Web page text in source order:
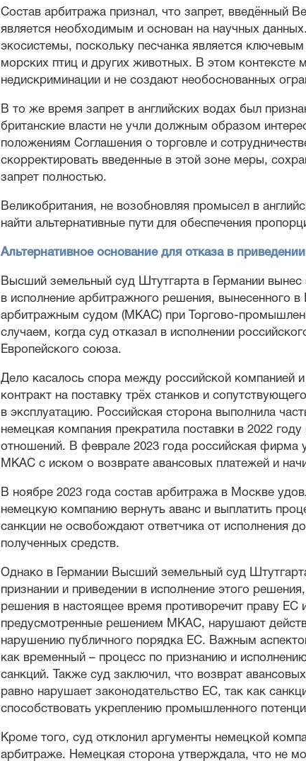
Состав арбитража признал, что запрет, введённый
является необходимым и основан на научных
экосистемы, поскольку песчанка является
морских птиц и других животных. В этом
недискриминации и не создают необоснованных
В то же время запрет в английских водах был
британские власти не учли должным образом
положениям Соглашения о торговле и
скорректировать введенные в этой зоне меры,
запрет полностью.
Великобритания, не возобновляя промысел в
найти альтернативные пути для обеспечения
Альтернативное основание для отказа в
Высший земельный суд Штутгарта в Германии вынес
в исполнение арбитражного решения,
арбитражным судом (МКАС) при Торгово-
случаем, когда суд отказал в исполнении
Европейского союза.
Дело касалось спора между российской компанией
контракт на поставку трёх станков и
в эксплуатацию. Российская сторона выполнила
немецкая компания прекратила поставки в 2022
отношений. В феврале 2023 года российская фирма
МКАС с иском о возврате авансовых платежей и
В ноябре 2023 года состав арбитража в Москве
немецкую компанию вернуть аванс и выплатить
санкции не освобождают ответчика от исполнения
полученных средств.
Однако в Германии Высший земельный суд
признании и приведении в исполнение этого
решения в настоящее время противоречит праву ЕС
предусмотренные решением МКАС, нарушают
нарушению публичного порядка ЕС. Важным
как временный – процесс по признанию и
санкций. Также суд заключил, что возврат
равно нарушает законодательство ЕС, так как
способствовать укреплению промышленного
Кроме того, суд отклонил аргументы немецкой
арбитраже. Немецкая сторона утверждала, что не